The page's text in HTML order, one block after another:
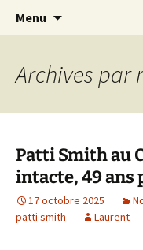
Laurent
Journaliste
Conférencier
Menu
Archives par
Patti Smith au
intacte, 49 ans
17 octobre 2025
patti smith
Laurent